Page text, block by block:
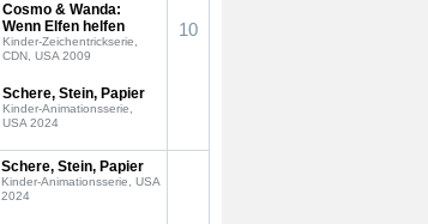
Cosmo & Wanda:
Wenn Elfen helfen
Kinder-Zeichentrickserie,
CDN, USA 2009
Schere, Stein, Papier
Kinder-Animationsserie,
USA 2024
10
Schere, Stein, Papier
Kinder-Animationsserie, USA
2024